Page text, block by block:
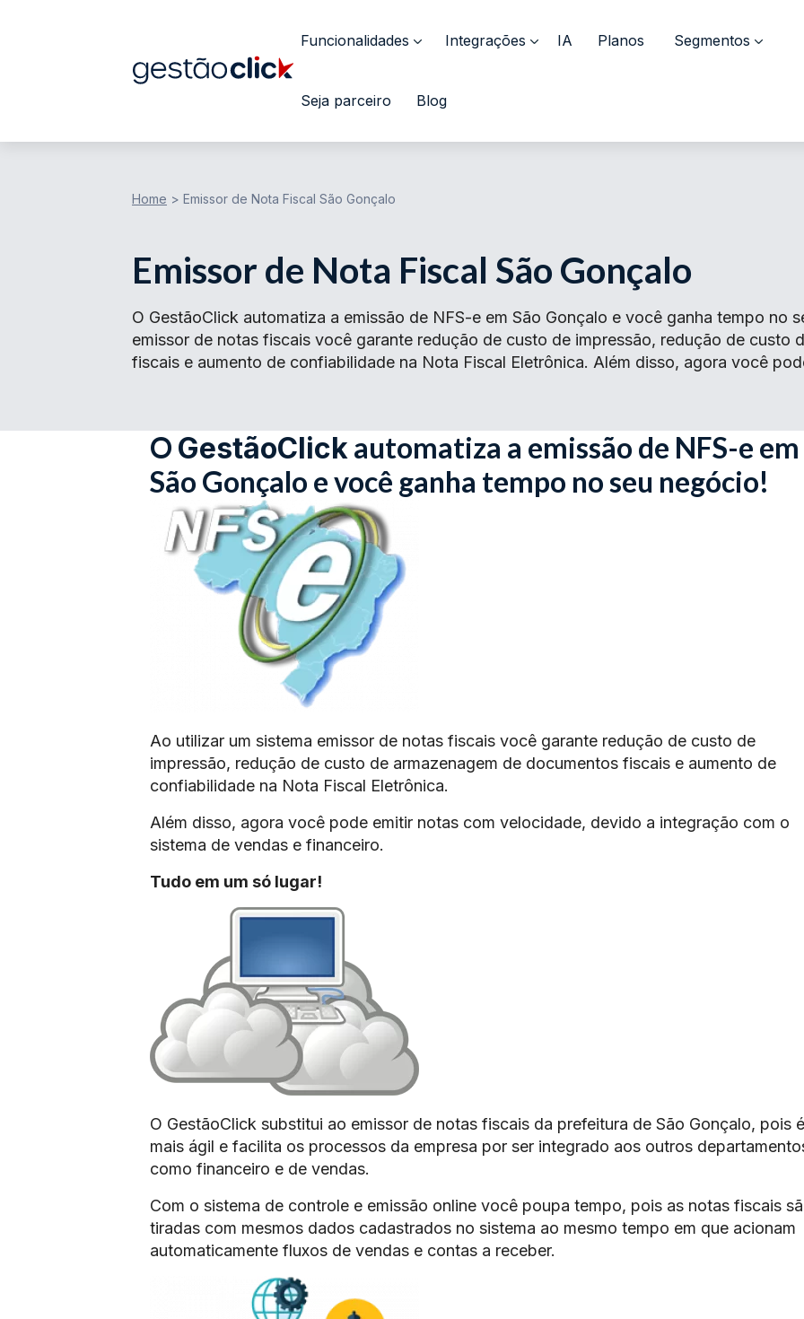
Funcionalidades Integrações IA Planos Segmentos
Seja parceiro Blog
Home > Emissor de Nota Fiscal São Gonçalo
Emissor de Nota Fiscal São Gonçalo
O GestãoClick automatiza a emissão de NFS-e em São Gonçalo e você ganha tempo no
emissor de notas fiscais você garante redução de custo de impressão, redução de custo
fiscais e aumento de confiabilidade na Nota Fiscal Eletrônica. Além disso, agora você
O GestãoClickautomatiza a emissão de NFS-e em
São Gonçalo e você ganha tempo no seu negócio!
Ao utilizar um sistema emissor de notas fiscais você garante redução de custo de
impressão, redução de custo de armazenagem de documentos fiscais e aumento de
confiabilidade na Nota Fiscal Eletrônica.
Além disso, agora você pode emitir notas com velocidade, devido a integração com o
sistema de vendas e financeiro.
Tudo em um só lugar!
O GestãoClick substitui ao emissor de notas fiscais da prefeitura de São Gonçalo, pois é
mais ágil e facilita os processos da empresa por ser integrado aos outros
como financeiro e de vendas.
Com o sistema de controle e emissão online você poupa tempo, pois as notas fiscais
tiradas com mesmos dados cadastrados no sistema ao mesmo tempo em que acionam
automaticamente fluxos de vendas e contas a receber.